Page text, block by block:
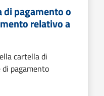
di pagamento o
relativo a
cartella di
pagamento